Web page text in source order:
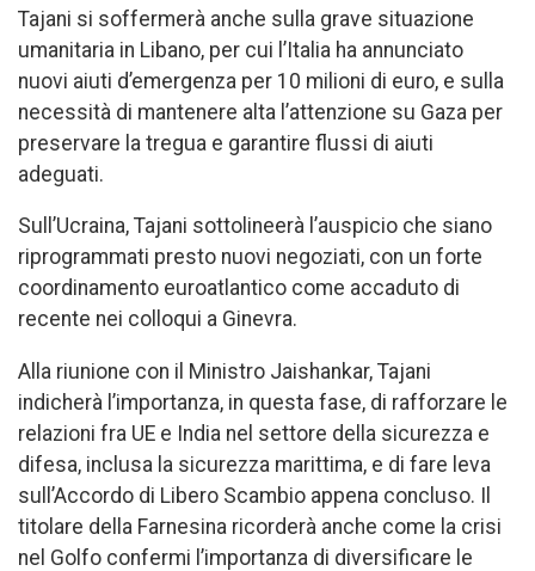
Tajani si soffermerà anche sulla grave situazione
umanitaria in Libano, per cui l’Italia ha annunciato
nuovi aiuti d’emergenza per 10 milioni di euro, e sulla
necessità di mantenere alta l’attenzione su Gaza per
preservare la tregua e garantire flussi di aiuti
adeguati.
Sull’Ucraina, Tajani sottolineerà l’auspicio che siano
riprogrammati presto nuovi negoziati, con un forte
coordinamento euroatlantico come accaduto di
recente nei colloqui a Ginevra.
Alla riunione con il Ministro Jaishankar, Tajani
indicherà l’importanza, in questa fase, di rafforzare le
relazioni fra UE e India nel settore della sicurezza e
difesa, inclusa la sicurezza marittima, e di fare leva
sull’Accordo di Libero Scambio appena concluso. Il
titolare della Farnesina ricorderà anche come la crisi
nel Golfo confermi l’importanza di diversificare le